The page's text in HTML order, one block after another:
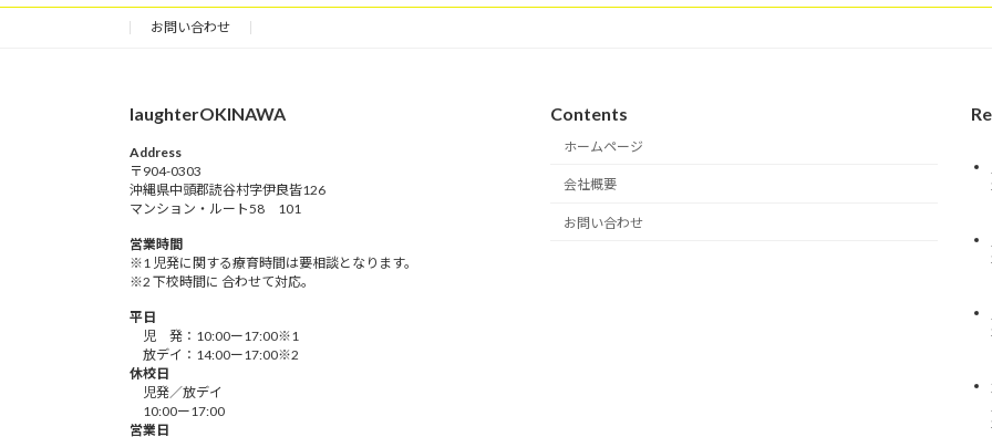
お問い合わせ
laughterOKINAWA
Address
〒904-0303
沖縄県中頭郡読谷村字伊良皆126
マンション・ルート58 101
営業時間
※1 児発に関する療育時間は要相談となります。
※2 下校時間に 合わせて対応。
平日
児 発：10:00ー17:00※1
放デイ：14:00ー17:00※2
休校日
児発／放デイ
10:00ー17:00
営業日
Contents
ホームページ
会社概要
お問い合わせ